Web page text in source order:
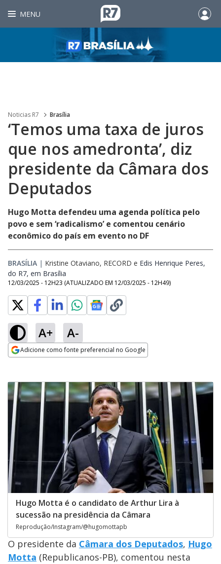
MENU
Noticias R7 Brasília
‘Temos uma taxa de juros
que nos amedronta’, diz
presidente da Câmara dos
Deputados
Hugo Motta defendeu uma agenda política pelo
povo e sem ‘radicalismo’ e comentou cenário
econômico do país em evento no DF
BRASÍLIA | Kristine Otaviano, RECORD e Edis Henrique Peres,
do R7, em Brasília
12/03/2025 - 12H23 (ATUALIZADO EM 12/03/2025 - 12H49)
A+ A-
Adicione como fonte preferencial no Google
Hugo Motta é o candidato de Arthur Lira à
sucessão na presidência da Câmara
Reprodução/Instagram/@hugomottapb
O presidente da Câmara dos Deputados, Hugo
Motta (Republicanos-PB), comentou nesta